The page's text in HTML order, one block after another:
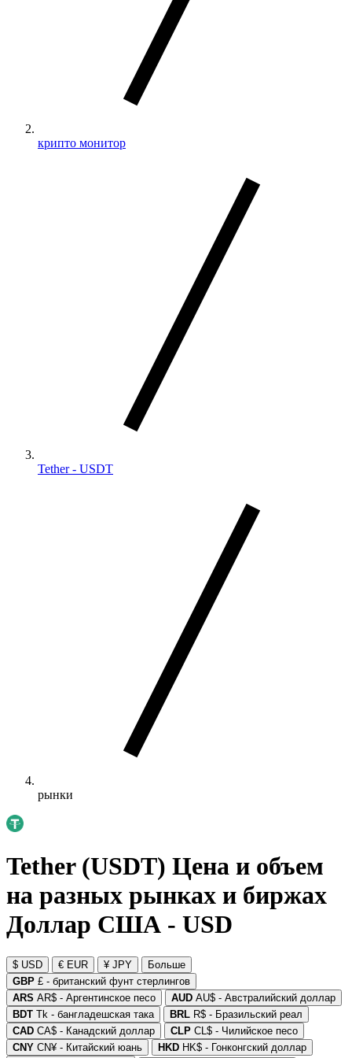
крипто монитор
Tether - USDT
рынки
Tether (USDT) Цена и объем
на разных рынках и биржах
Доллар США - USD
$ USD € EUR ¥ JPY
Больше
GBP £ - британский фунт стерлингов
ARS AR$ - Аргентинское песо AUD AU$ - Австралийский доллар
BDT Tk - бангладешская така BRL R$ - Бразильский реал
CAD CA$ - Канадский доллар CLP CL$ - Чилийское песо
CNY CN¥ - Китайский юань HKD HK$ - Гонконгский доллар